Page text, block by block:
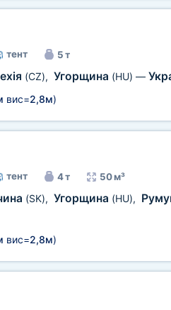
тент 5 т
(CZ), Угорщина (HU) —
вис=2,8м)
тент 4 т 50 м³
(SK), Угорщина (HU),
вис=2,8м)